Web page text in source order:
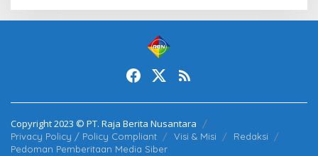
Copyright 2023 © PT. Raja Berita Nusantara
Privacy Policy / Policy Compliant Visi & Misi
Redaksi
Pedoman Pemberitaan Media Siber